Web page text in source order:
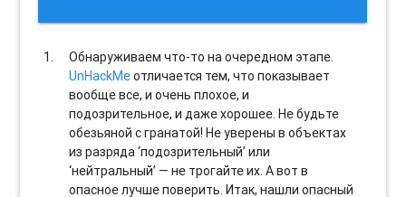
Обнаруживаем что-то на очередном этапе.
UnHackMeотличается тем, что показывает
вообще все, и очень плохое, и
подозрительное, и даже хорошее. Не будьте
обезьяной с гранатой! Не уверены в объектах
из разряда ‘подозрительный’ или
‘нейтральный’ — не трогайте их. А вот в
опасное лучше поверить. Итак, нашли опасный